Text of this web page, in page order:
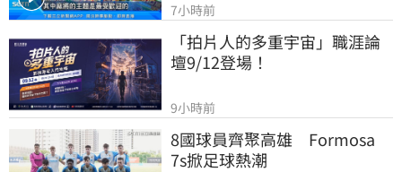
7小時前
「拍片人的多重宇宙」職涯論
壇9/12登場！
9小時前
8國球員齊聚高雄　Formosa
7s掀足球熱潮